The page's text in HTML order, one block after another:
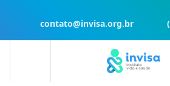
contato@invisa.org.br